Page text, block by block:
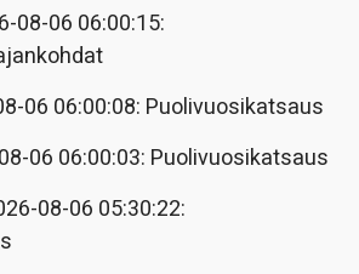
08-06 06:00:15:
06 06:00:08: Puolivuosikatsaus
06 06:00:03: Puolivuosikatsaus
08-06 05:30:22: